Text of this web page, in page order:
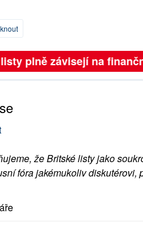
listy plně závisejí na
že Britské listy jako
fóra jakémukoliv diskutérovi,